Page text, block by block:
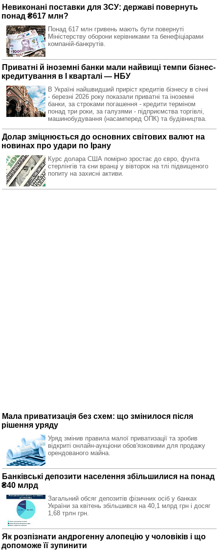
Невиконані поставки для ЗСУ: державі повернуть
понад ₴617 млн?
Понад 617 млн гривень мають бути повернуті
Міністерству оборони керівниками та бенефіціарами
компаній-банкрутів.
Приватні й іноземні банки мали найвищі темпи бізнес-
кредитування в І кварталі — НБУ
В Україні найшвидший приріст кредитів бізнесу в січні
- березні 2026 року показали приватні та іноземні
банки, за строками погашення - кредити терміном
понад три роки, за галузями - підприємства торгівлі,
машинобудування (насамперед ОПК) та будівництва.
Долар зміцнюється до основних світових валют на
новинах про удари по Ірану
Курс долара США помірно зростає до євро, фунта
стерлінгів та єни вранці у вівторок на тлі підвищеного
попиту на захисні активи.
Мала приватизація без схем: що змінилося після
рішення уряду
Уряд змінив правила малої приватизації та зробив
відкриті онлайн-аукціони обов'язковими для продажу
орендованого майна.
Банківські депозити населення збільшилися на понад
₴40 млрд
Загальний обсяг депозитів фізичних осіб у банках
України за квітень збільшився на 40,1 млрд грн і досяг
1,68 трлн грн.
Як розпізнати андрогенну алопецію у чоловіків і що
допоможе її зупинити